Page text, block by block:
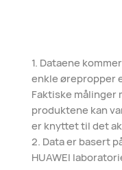
1. Dataene
enkle ørepropper
Faktiske målinger
produktene kan
er knyttet til det
2. Data er basert
HUAWEI